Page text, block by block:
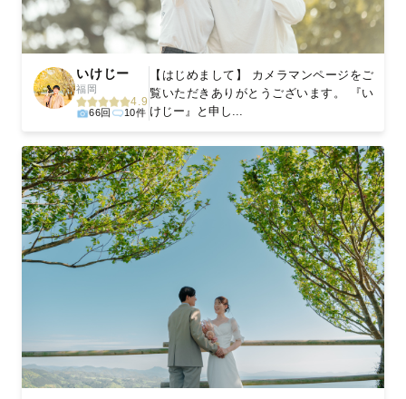
いけじー
福岡
4.9
66回 10件
【はじめまして】 カメラマンページをご
覧いただきありがとうございます。 『い
けじー』と申し...